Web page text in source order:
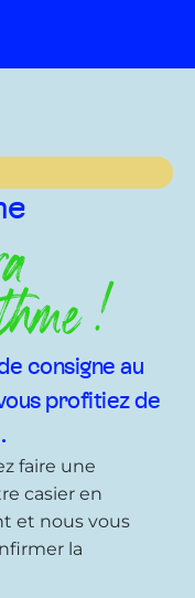
!
consigne au
profitiez de
faire une
casier en
et nous vous
la